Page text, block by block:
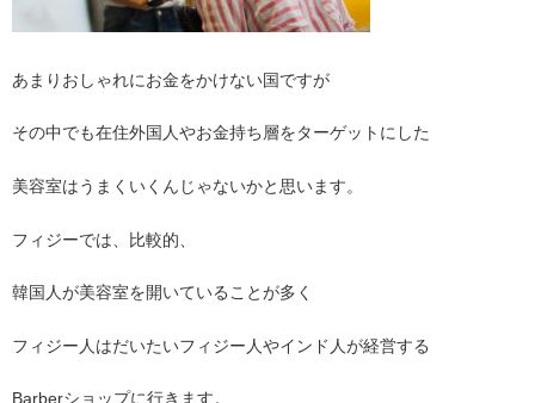
あまりおしゃれにお金をかけない国ですが
その中でも在住外国人やお金持ち層をターゲットにした
美容室はうまくいくんじゃないかと思います。
フィジーでは、比較的、
韓国人が美容室を開いていることが多く
フィジー人はだいたいフィジー人やインド人が経営する
Barberショップに行きます。